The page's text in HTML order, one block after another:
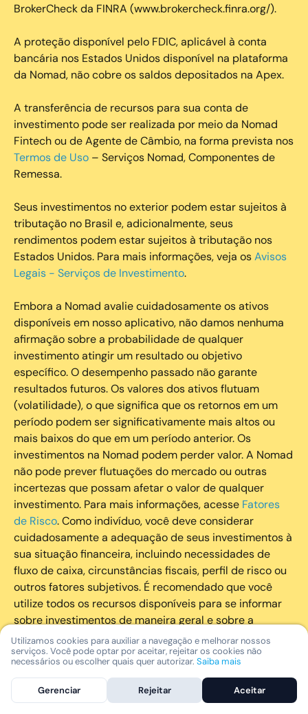
BrokerCheck da FINRA (www.brokercheck.finra.org/).
A proteção disponível pelo FDIC, aplicável à conta
bancária nos Estados Unidos disponível na plataforma
da Nomad, não cobre os saldos depositados na Apex.
A transferência de recursos para sua conta de
investimento pode ser realizada por meio da Nomad
Fintech ou de Agente de Câmbio, na forma prevista nos
Termos de Uso – Serviços Nomad, Componentes de
Remessa.
Seus investimentos no exterior podem estar sujeitos à
tributação no Brasil e, adicionalmente, seus
rendimentos podem estar sujeitos à tributação nos
Estados Unidos. Para mais informações, veja osAvisos
Legais - Serviços de Investimento.
Embora a Nomad avalie cuidadosamente os ativos
disponíveis em nosso aplicativo, não damos nenhuma
afirmação sobre a probabilidade de qualquer
investimento atingir um resultado ou objetivo
específico. O desempenho passado não garante
resultados futuros. Os valores dos ativos flutuam
(volatilidade), o que significa que os retornos em um
período podem ser significativamente mais altos ou
mais baixos do que em um período anterior. Os
investimentos na Nomad podem perder valor. A Nomad
não pode prever flutuações do mercado ou outras
incertezas que possam afetar o valor de qualquer
investimento. Para mais informações, acesse Fatores
de Risco. Como indivíduo, você deve considerar
cuidadosamente a adequação de seus investimentos à
sua situação financeira, incluindo necessidades de
fluxo de caixa, circunstâncias fiscais, perfil de risco ou
outros fatores subjetivos. É recomendado que você
utilize todos os recursos disponíveis para se informar
sobre investimentos de maneira geral e sobre a
composição geral de seu portfólio. Questões fiscais ou
legais relativas aos investimentos realizados através da
Nomad devem ser obtidas pelos próprios clientes. A
Nomad e suas afiliadas não fornecem nenhum tipo de
aconselhamento legal ou fiscal.
Utilizamos cookies para auxiliar a navegação e melhorar nossos
serviços. Você pode optar por aceitar, rejeitar os cookies não
necessários ou escolher quais quer autorizar. Saiba mais
Gerenciar Rejeitar Aceitar